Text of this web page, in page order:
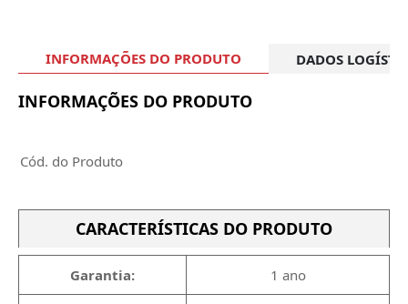
INFORMAÇÕES DO PRODUTO DADOS
INFORMAÇÕES DO PRODUTO
Cód. do Produto
CARACTERÍSTICAS DO PRODUTO
Garantia: 1 ano